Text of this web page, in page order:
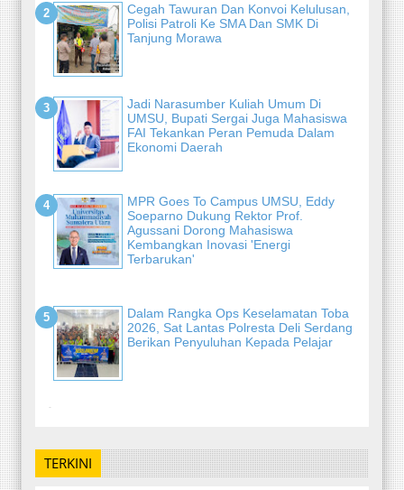
Cegah Tawuran Dan Konvoi Kelulusan,
Polisi Patroli Ke SMA Dan SMK Di
Tanjung Morawa
Jadi Narasumber Kuliah Umum Di
UMSU, Bupati Sergai Juga Mahasiswa
FAI Tekankan Peran Pemuda Dalam
Ekonomi Daerah
MPR Goes To Campus UMSU, Eddy
Soeparno Dukung Rektor Prof.
Agussani Dorong Mahasiswa
Kembangkan Inovasi 'Energi
Terbarukan'
Dalam Rangka Ops Keselamatan Toba
2026, Sat Lantas Polresta Deli Serdang
Berikan Penyuluhan Kepada Pelajar
-
TERKINI